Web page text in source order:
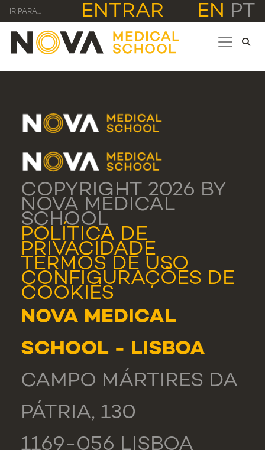
IR PARA... ENTRAR EN PT
COPYRIGHT 2026 BY
NOVA MEDICAL
SCHOOL
POLÍTICA DE
PRIVACIDADE
TERMOS DE USO
CONFIGURAÇÕES DE
COOKIES
NOVA MEDICAL
SCHOOL - LISBOA
CAMPO MÁRTIRES DA
PÁTRIA, 130
1169-056 LISBOA